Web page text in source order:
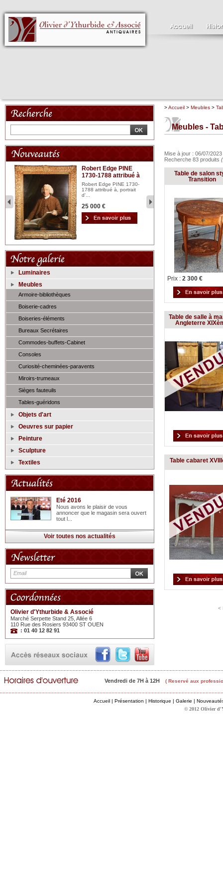
Robert Edge PINE
1730-1788 attribué à
Robert Edge PINE 1730-
1788 attribué à, portrait
d'...
25 000 € 2
Luminaires
Meubles
Armoire-bibliothèques
Boiserie-cadres
Boiseries-éléments
Bureaux Secrétaires
Commodes-buffets-Cabinet
Consoles
Curiosité-cheminées-paravents
Miroirs-trumeaux
Sièges fauteuils
Tables-guéridons
Objets d'art
Oeuvres sur papier
Peinture
Sculpture
Textiles
Eté 2016
Nous avons le plaisir de vous
annoncer que le magasin sera ouvert
tout l...
Voir toutes nos actualités
Olivier d'Ythurbide & Associé
Marché Serpette Stand 25, Allée 6
110 Rue des Rosiers 93400 ST OUEN
: 01 40 12 82 91
>Accueil > Meubles >
Meubles -
Mise à jour : 06/07/
Recherche 83 produits
Table de salon
Transition
Prix : 2 300 €
Table de salle à
Angleterre
Table cabaret
<
Vendredi de 7H à 12H ( Reservé aux
Accueil | Présentation | Historique | Galerie |
© 2012 Olivier